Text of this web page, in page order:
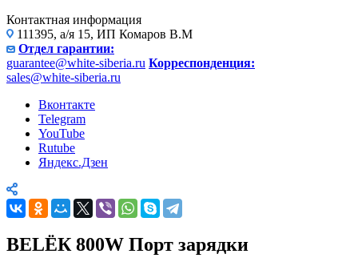
Контактная информация
111395, а/я 15, ИП Комаров В.М
Отдел гарантии:
guarantee@white-siberia.ru Корреспонденция:
sales@white-siberia.ru
Вконтакте
Telegram
YouTube
Rutube
Яндекс.Дзен
BELЁК 800W Порт зарядки